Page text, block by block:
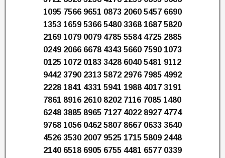
1095 7566 9651 0873 2060 5457 6690
1353 1659 5366 5480 3368 1687 5820
2169 1079 0079 4785 5584 4725 2885
0249 2066 6678 4343 5660 7590 1073
0125 1072 0183 3428 6040 5481 9112
9442 3790 2313 5872 2976 7985 4992
2228 1841 4331 5941 1988 4017 3191
7861 8916 2610 8202 7116 7085 1480
6248 3885 8965 7127 4022 8927 4774
9768 1056 0462 5807 8667 0633 3640
4526 3530 2007 9525 1715 5809 2448
2140 6518 6905 6755 4481 6577 0339